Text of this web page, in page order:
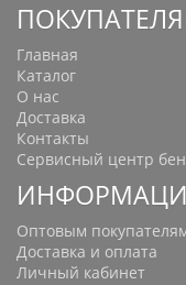
Главная
Каталог
О нас
Доставка
Контакты
Сервисный центр
Оптовым
Доставка и оплата
Личный кабинет